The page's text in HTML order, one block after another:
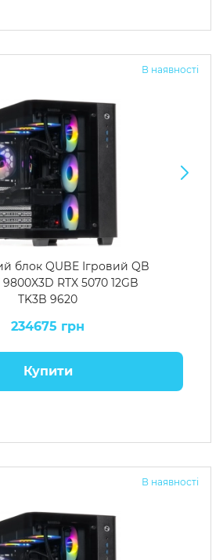
В наявності
блок QUBE Ігровий QB
9800X3D RTX 5070 12GB
TK3B 9620
234675 грн
Купити
В наявності